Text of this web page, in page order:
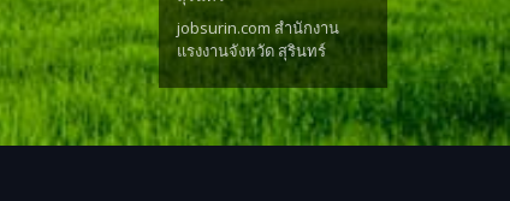
jobsurin.com สำนักงาน
แรงงานจังหวัด สุรินทร์